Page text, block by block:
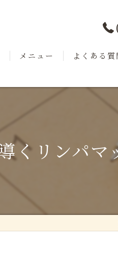
メニュー よくある質
くリンパマ